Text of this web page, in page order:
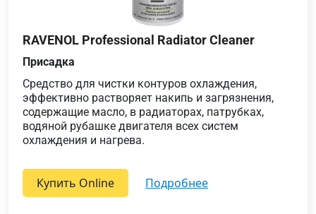
RAVENOL Professional Radiator Cleaner
Присадка
Средство для чистки контуров охлаждения,
эффективно растворяет накипь и загрязнения,
содержащие масло, в радиаторах, патрубках,
водяной рубашке двигателя всех систем
охлаждения и нагрева.
Купить Online подробнее